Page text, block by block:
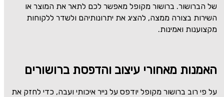
של הברושור. ברושור מקופל מאפשר לכם לתאר את המוצר או
השירות בצורה ממצה, להציג את יתרונותיהם ולשדר ללקוחות
מקצוענות ואמינות.
האמנות מאחורי עיצוב והדפסת ברושורים
על פי רוב ברושור מקופל יודפס על נייר איכותי ועבה, כדי לחזק את